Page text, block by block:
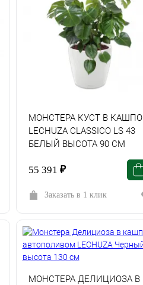
МОНСТЕРА КУСТ В КАШПО
LECHUZA СLASSICO LS 43
БЕЛЫЙ ВЫСОТА 90 СМ
55 391 ₽
Заказать в 1 клик
МОНСТЕРА ДЕЛИЦИОЗА В